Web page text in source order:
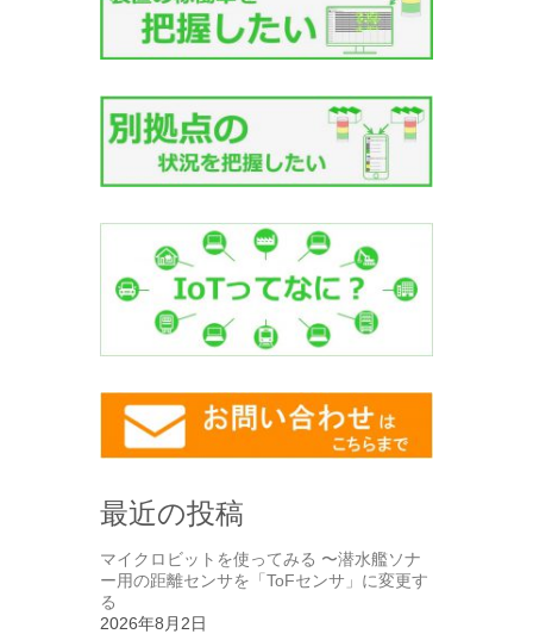
最近の投稿
マイクロビットを使ってみる 〜潜水艦ソナ
ー用の距離センサを「ToFセンサ」に変更す
る
2026年8月2日